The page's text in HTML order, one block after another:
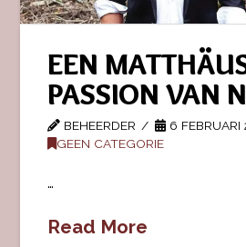
EEN
PASSION VAN
BEHEERDER
6 FEBRUARI
GEEN CATEGORIE
…
Read More